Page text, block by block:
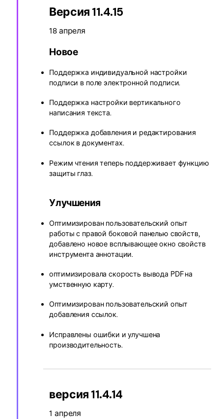
Версия 11.4.15
18 апреля
Новое
Поддержка индивидуальной настройки
подписи в поле электронной подписи.
Поддержка настройки вертикального
написания текста.
Поддержка добавления и редактирования
ссылок в документах.
Режим чтения теперь поддерживает функцию
защиты глаз.
Улучшения
Оптимизирован пользовательский опыт
работы с правой боковой панелью свойств,
добавлено новое всплывающее окно свойств
инструмента аннотации.
оптимизировала скорость вывода PDF на
умственную карту.
Оптимизирован пользовательский опыт
добавления ссылок.
Исправлены ошибки и улучшена
производительность.
версия 11.4.14
1 апреля